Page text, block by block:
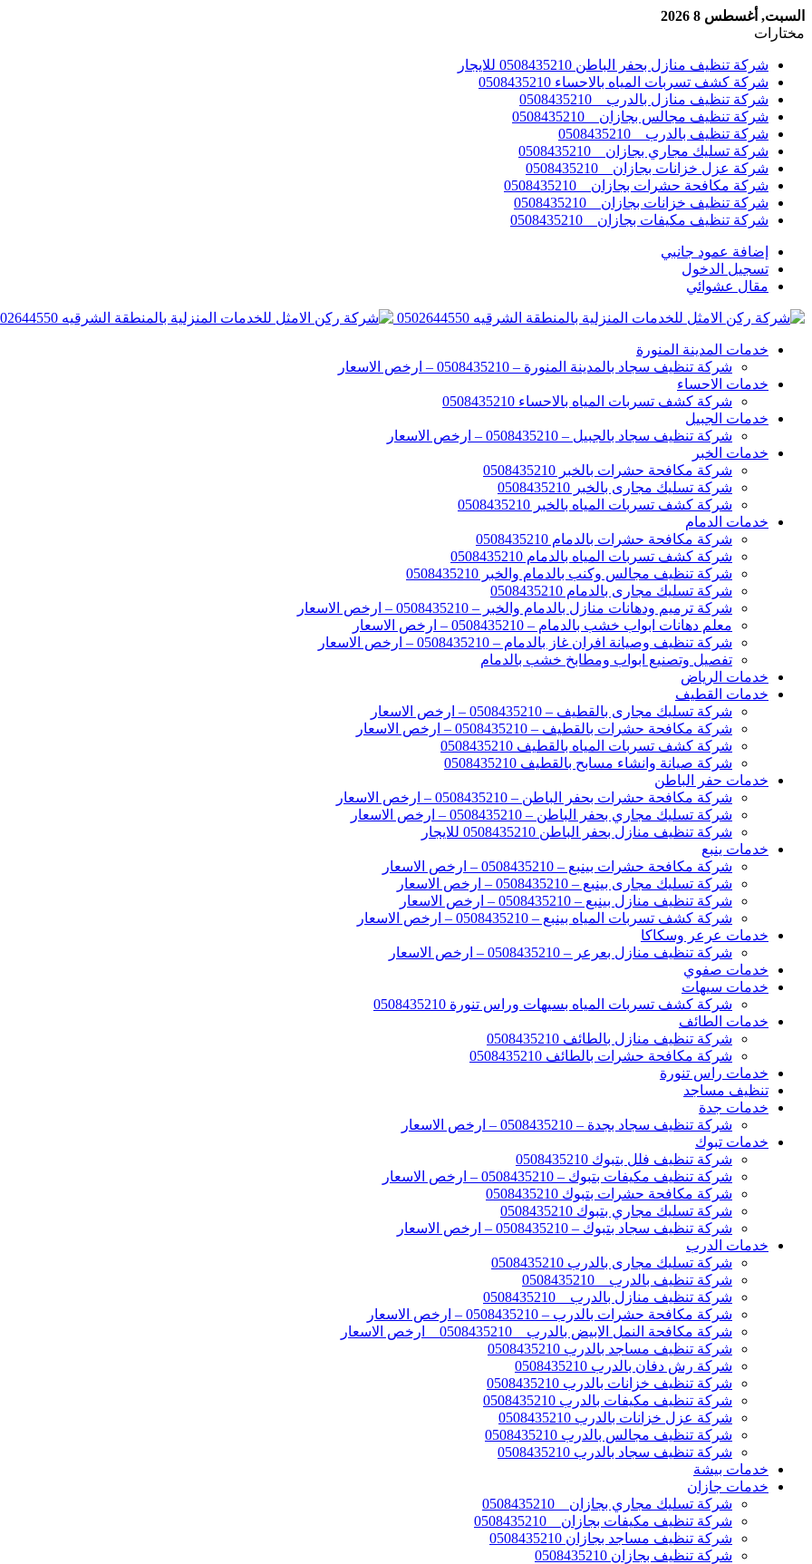
السبت, أغسطس 8 2026
مختارات
شركة تنظيف منازل بحفر الباطن 0508435210 للايجار
شركة كشف تسربات المياه بالاحساء 0508435210
شركة تنظيف منازل بالدرب _ 0508435210
شركة تنظيف مجالس بجازان _ 0508435210
شركة تنظيف بالدرب _ 0508435210
شركة تسليك مجاري بجازان _ 0508435210
شركة عزل خزانات بجازان _ 0508435210
شركة مكافحة حشرات بجازان _ 0508435210
شركة تنظيف خزانات بجازان _ 0508435210
شركة تنظيف مكيفات بجازان _ 0508435210
إضافة عمود جانبي
تسجيل الدخول
مقال عشوائي
خدمات المدينة المنورة
شركة تنظيف سجاد بالمدينة المنورة – 0508435210 – ارخص الاسعار
خدمات الاحساء
شركة كشف تسربات المياه بالاحساء 0508435210
خدمات الجبيل
شركة تنظيف سجاد بالجبيل – 0508435210 – ارخص الاسعار
خدمات الخبر
شركة مكافحة حشرات بالخبر 0508435210
شركة تسليك مجارى بالخبر 0508435210
شركة كشف تسربات المياه بالخبر 0508435210
خدمات الدمام
شركة مكافحة حشرات بالدمام 0508435210
شركة كشف تسربات المياه بالدمام 0508435210
شركة تنظيف مجالس وكنب بالدمام والخبر 0508435210
شركة تسليك مجارى بالدمام 0508435210
شركة ترميم ودهانات منازل بالدمام والخبر – 0508435210 – ارخص الاسعار
معلم دهانات ابواب خشب بالدمام – 0508435210 – ارخص الاسعار
شركة تنظيف وصيانة افران غاز بالدمام – 0508435210 – ارخص الاسعار
تفصيل وتصنيع ابواب ومطابخ خشب بالدمام
خدمات الرياض
خدمات القطيف
شركة تسليك مجارى بالقطيف – 0508435210 – ارخص الاسعار
شركة مكافحة حشرات بالقطيف – 0508435210 – ارخص الاسعار
شركة كشف تسربات المياه بالقطيف 0508435210
شركة صيانة وانشاء مسابح بالقطيف 0508435210
خدمات حفر الباطن
شركة مكافحة حشرات بحفر الباطن – 0508435210 – ارخص الاسعار
شركة تسليك مجاري بحفر الباطن – 0508435210 – ارخص الاسعار
شركة تنظيف منازل بحفر الباطن 0508435210 للايجار
خدمات ينبع
شركة مكافحة حشرات بينبع – 0508435210 – ارخص الاسعار
شركة تسليك مجارى بينبع – 0508435210 – ارخص الاسعار
شركة تنظيف منازل بينبع – 0508435210 – ارخص الاسعار
شركة كشف تسربات المياه بينبع – 0508435210 – ارخص الاسعار
خدمات عرعر وسكاكا
شركة تنظيف منازل بعرعر – 0508435210 – ارخص الاسعار
خدمات صفوي
خدمات سيهات
شركة كشف تسربات المياه بسيهات وراس تنورة 0508435210
خدمات الطائف
شركة تنظيف منازل بالطائف 0508435210
شركة مكافحة حشرات بالطائف 0508435210
خدمات راس تنورة
تنظيف مساجد
خدمات جدة
شركة تنظيف سجاد بجدة – 0508435210 – ارخص الاسعار
خدمات تبوك
شركة تنظيف فلل بتبوك 0508435210
شركة تنظيف مكيفات بتبوك – 0508435210 – ارخص الاسعار
شركة مكافحة حشرات بتبوك 0508435210
شركة تسليك مجاري بتبوك 0508435210
شركة تنظيف سجاد بتبوك – 0508435210 – ارخص الاسعار
خدمات الدرب
شركة تسليك مجارى بالدرب 0508435210
شركة تنظيف بالدرب _ 0508435210
شركة تنظيف منازل بالدرب _ 0508435210
شركة مكافحة حشرات بالدرب – 0508435210 – ارخص الاسعار
شركة مكافحة النمل الابيض بالدرب _ 0508435210 _ ارخص الاسعار
شركة تنظيف مساجد بالدرب 0508435210
شركة رش دفان بالدرب 0508435210
شركة تنظيف خزانات بالدرب 0508435210
شركة تنظيف مكيفات بالدرب 0508435210
شركة عزل خزانات بالدرب 0508435210
شركة تنظيف مجالس بالدرب 0508435210
شركة تنظيف سجاد بالدرب 0508435210
خدمات بيشة
خدمات جازان
شركة تسليك مجاري بجازان _ 0508435210
شركة تنظيف مكيفات بجازان _ 0508435210
شركة تنظيف مساجد بجازان 0508435210
شركة تنظيف بجازان 0508435210